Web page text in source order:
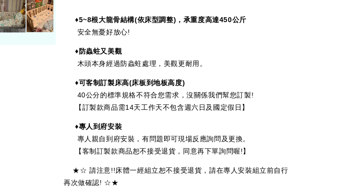
♦5~8根大龍骨結構(依床型調整)，承重度高達450公斤
安全無憂好放心!
♦防蟲蛀又美觀
木頭本身經過防蟲蛀處理，美觀更耐用。
♦可客制訂製床高(床板到地板高度)
40公分的標準規格不符合您需求，沒關係我們幫您訂製!
【訂製款商品需14天工作天不包含週六日及國定假日】
♦專人到府安裝
專人親自到府安裝，有問題即可現場反應詢問及更換。
【客制訂製款商品恕不接受退貨，同意再下單詢問喔!】
★☆ 請注意!!床體一經組立恕不接受退貨，請在專人安裝組立前自行
再次做確認! ☆★